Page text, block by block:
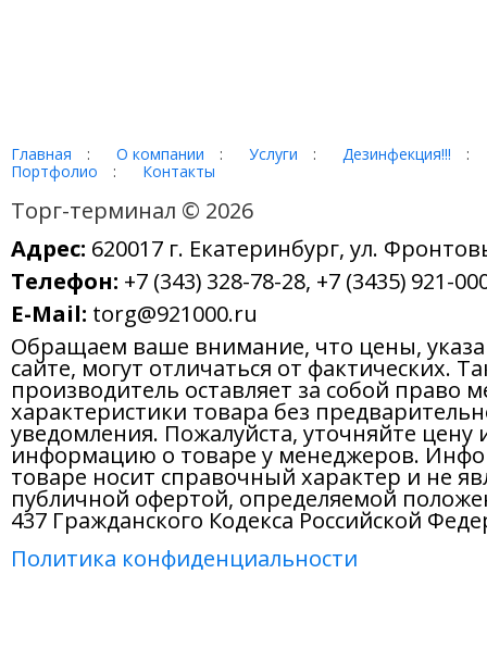
Главная : О компании : Услуги : Дезинфекция!!!
:
Портфолио
: Контакты
Торг-терминал © 2026
Адрес: 620017 г. Екатеринбург, ул.
Телефон: +7 (343) 328-78-28, +7 (3435) 921-
E-Mail: torg@921000.ru
Обращаем ваше внимание, что цены,
сайте, могут отличаться от фактических.
производитель оставляет за собой право
характеристики товара без
уведомления. Пожалуйста, уточняйте цену
информацию о товаре у менеджеров.
товаре носит справочный характер и не
публичной офертой, определяемой
437 Гражданского Кодекса Российской
Политика конфиденциальности